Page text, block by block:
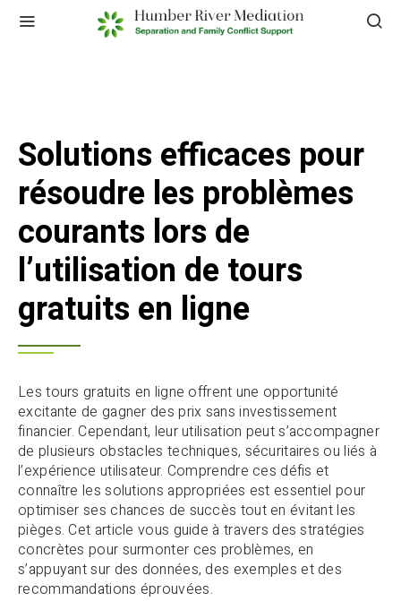
Solutions efficaces pour
résoudre les problèmes
courants lors de
l’utilisation de tours
gratuits en ligne
Les tours gratuits en ligne offrent une opportunité
excitante de gagner des prix sans investissement
financier. Cependant, leur utilisation peut s’accompagner
de plusieurs obstacles techniques, sécuritaires ou liés à
l’expérience utilisateur. Comprendre ces défis et
connaître les solutions appropriées est essentiel pour
optimiser ses chances de succès tout en évitant les
pièges. Cet article vous guide à travers des stratégies
concrètes pour surmonter ces problèmes, en
s’appuyant sur des données, des exemples et des
recommandations éprouvées.